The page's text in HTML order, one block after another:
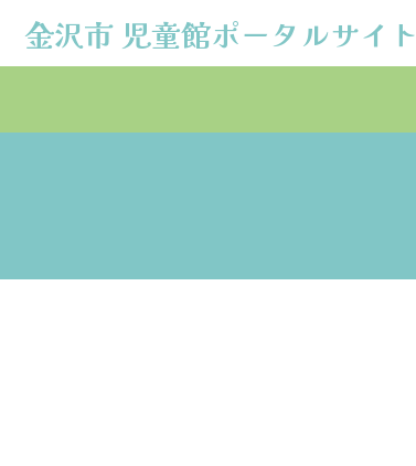
金沢市 児童館ポータルサイト
金沢市 児童館ポータルサイト